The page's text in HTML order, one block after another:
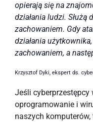
opierają się na
działania ludzi.
zachowaniem. Gdy
działania
zachowaniem, a
Krzysztof Dyki, ekspert ds.
Jeśli cyberprzestępcy
oprogramowanie i
naszych